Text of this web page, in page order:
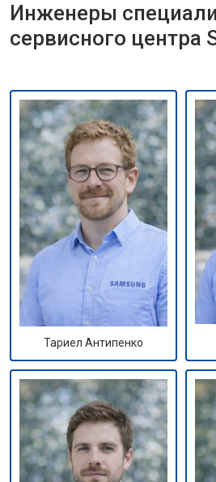
Инженеры
сервисного центра
Тариел Антипенко